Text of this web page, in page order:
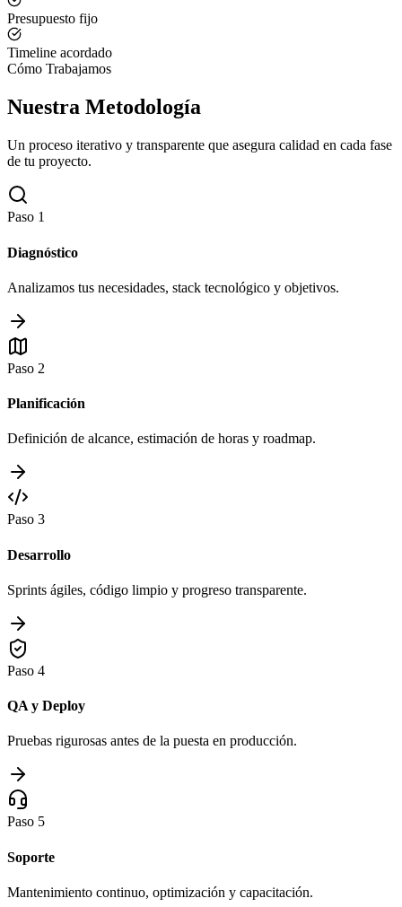
Presupuesto fijo
Timeline acordado
Cómo Trabajamos
Nuestra Metodología
Un proceso iterativo y transparente que asegura calidad en cada fase
de tu proyecto.
Paso 1
Diagnóstico
Analizamos tus necesidades, stack tecnológico y objetivos.
Paso 2
Planificación
Definición de alcance, estimación de horas y roadmap.
Paso 3
Desarrollo
Sprints ágiles, código limpio y progreso transparente.
Paso 4
QA y Deploy
Pruebas rigurosas antes de la puesta en producción.
Paso 5
Soporte
Mantenimiento continuo, optimización y capacitación.